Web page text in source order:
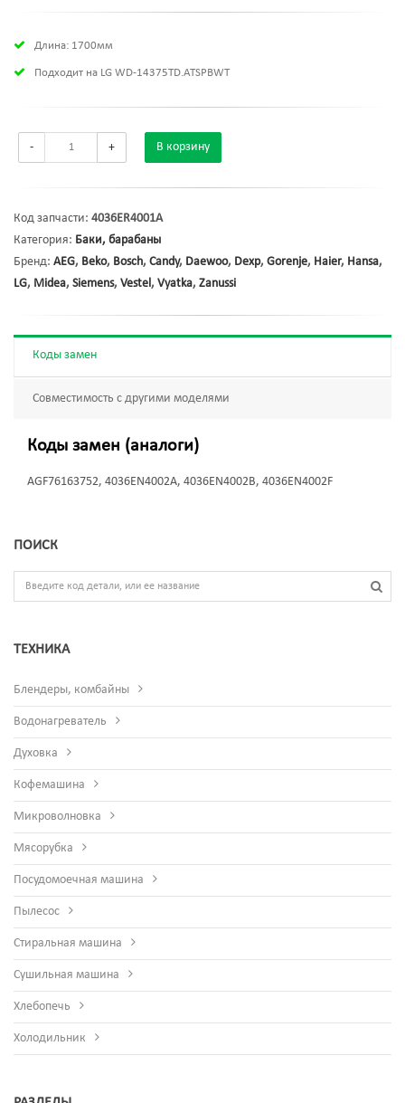
Длина: 1700мм
Подходит на LG WD-14375TD.ATSPBWT
- + В корзину
Код запчасти: 4036ER4001A
Категория: Баки, барабаны
Бренд: AEG, Beko, Bosch, Candy, Daewoo, Dexp, Gorenje, Haier, Hansa,
LG, Midea, Siemens, Vestel, Vyatka, Zanussi
Коды замен
Совместимость с другими моделями
Коды замен (аналоги)
AGF76163752, 4036EN4002A, 4036EN4002B, 4036EN4002F
ПОИСК
ТЕХНИКА
Блендеры, комбайны
Водонагреватель
Духовка
Кофемашина
Микроволновка
Мясорубка
Посудомоечная машина
Пылесос
Стиральная машина
Сушильная машина
Хлебопечь
Холодильник